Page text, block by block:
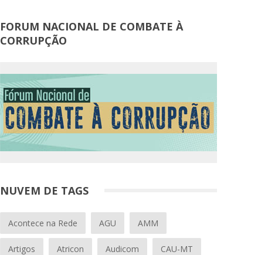
FORUM NACIONAL DE COMBATE À
CORRUPÇÃO
NUVEM DE TAGS
Acontece na Rede AGU AMM
Artigos Atricon Audicom CAU-MT